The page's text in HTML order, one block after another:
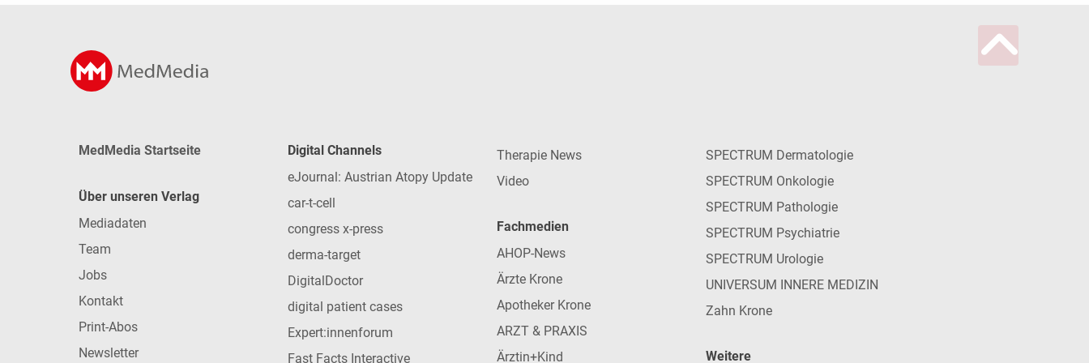
MedMedia Startseite
Über unseren Verlag
Mediadaten
Team
Jobs
Kontakt
Print-Abos
Newsletter
Digital Channels
eJournal: Austrian Atopy Update
car-t-cell
congress x-press
derma-target
DigitalDoctor
digital patient cases
Expert:innenforum
Fast Facts Interactive
Therapie News
Video
Fachmedien
AHOP-News
Ärzte Krone
Apotheker Krone
ARZT & PRAXIS
Ärztin+Kind
SPECTRUM Dermatologie
SPECTRUM Onkologie
SPECTRUM Pathologie
SPECTRUM Psychiatrie
SPECTRUM Urologie
UNIVERSUM INNERE MEDIZIN
Zahn Krone
Weitere